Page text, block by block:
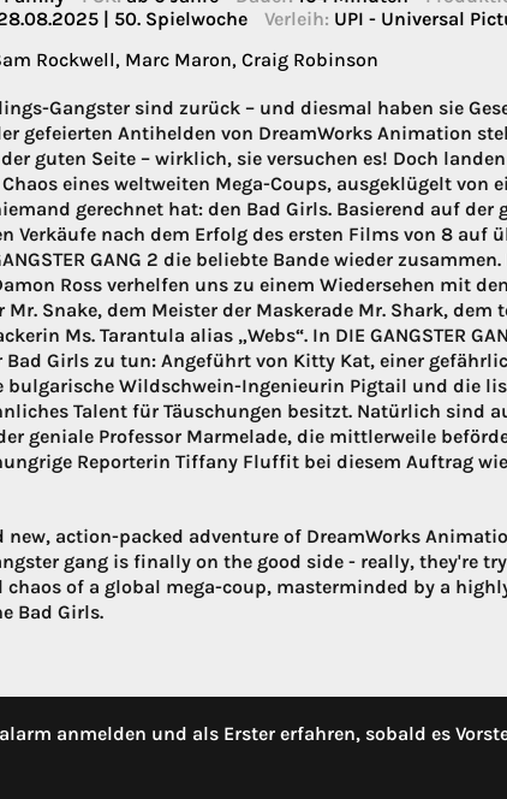
| 50. Spielwoche Verleih: UPI - Universal
Rockwell, Marc Maron, Craig Robinson
Gangster sind zurück – und diesmal haben sie
gefeierten Antihelden von DreamWorks Animation
guten Seite – wirklich, sie versuchen es! Doch
eines weltweiten Mega-Coups, ausgeklügelt von
gerechnet hat: den Bad Girls. Basierend auf der
Verkäufe nach dem Erfolg des ersten Films von 8 auf
GANG 2 die beliebte Bande wieder
Ross verhelfen uns zu einem Wiedersehen mit
Mr. Snake, dem Meister der Maskerade Mr. Shark,
Ms. Tarantula alias „Webs“. In DIE GANGSTER
Bad Girls zu tun: Angeführt von Kitty Kat, einer
Wildschwein-Ingenieurin Pigtail und die
Talent für Täuschungen besitzt. Natürlich sind
geniale Professor Marmelade, die mittlerweile
Reporterin Tiffany Fluffit bei diesem Auftrag
new, action-packed adventure of DreamWorks
gang is finally on the good side - really, they're
of a global mega-coup, masterminded by a
Bad Girls.
anmelden und als Erster erfahren, sobald es